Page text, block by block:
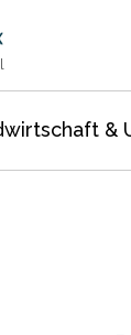
&